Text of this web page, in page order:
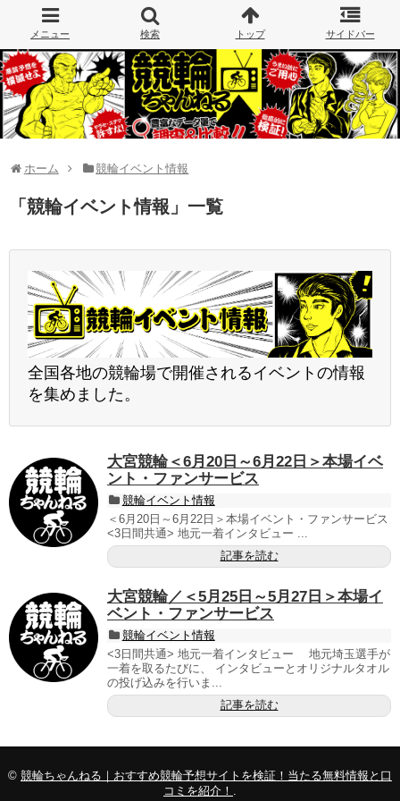
ホーム 競輪イベント情報
「 競輪イベント情報 」 一覧
全国各地の競輪場で開催されるイベントの情報
を集めました。
大宮競輪＜6月20日～6月22日＞本場イベ
ント・ファンサービス
競輪イベント情報
＜6月20日～6月22日＞本場イベント・ファンサービス
<3日間共通> 地元一着インタビュー ...
記事を読む
大宮競輪／＜5月25日～5月27日＞本場イ
ベント・ファンサービス
競輪イベント情報
<3日間共通> 地元一着インタビュー 地元埼玉選手が
一着を取るたびに、 インタビューとオリジナルタオル
の投げ込みを行いま...
記事を読む
© 競輪ちゃんねる｜おすすめ競輪予想サイトを検証！当たる無料情報と口
コミを紹介！ .